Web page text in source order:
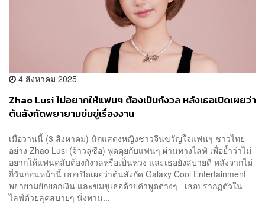
4 สิงหาคม 2025
Zhao Lusi ไม่อยากให้แฟนๆ ต้องเป็นกังวล หลังเธอเปิดเผยว่า
ต้นสังกัดพยายามข่มขู่เรื่องงาน
เมื่อวานนี้ (3 สิงหาคม) นักแสดงหญิงชาวจีนขวัญใจแฟนๆ ชาวไทย
อย่าง Zhao Lusi (จ้าวลู่ซือ) พูดคุยกับแฟนๆ ผ่านทางไลฟ์ เพื่อย้ำว่าไม่
อยากให้แฟนคลับต้องกังวลหรือเป็นห่วง และเธอยังสบายดี หลังจากไม่
กี่วันก่อนหน้านี้ เธอเปิดเผยว่าต้นสังกัด Galaxy Cool Entertainment
พยายามยักยอกเงิน และข่มขู่เธอด้วยคำพูดต่างๆ เธอปรากฏตัวใน
ไลฟ์ด้วยลุคสบายๆ นั่งทาน...